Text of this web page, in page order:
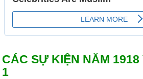
CÁC SỰ KIỆN NĂM 1918
1